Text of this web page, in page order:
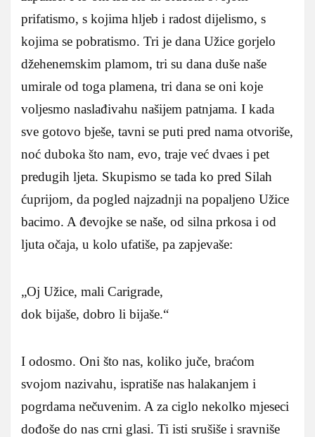
prifatismo, s kojima hljeb i radost dijelismo, s
kojima se pobratismo. Tri je dana Užice gorjelo
džehenemskim plamom, tri su dana duše naše
umirale od toga plamena, tri dana se oni koje
voljesmo naslađivahu našijem patnjama. I kada
sve gotovo bješe, tavni se puti pred nama otvoriše,
noć duboka što nam, evo, traje već dvaes i pet
predugih ljeta. Skupismo se tada ko pred Silah
ćuprijom, da pogled najzadnji na popaljeno Užice
bacimo. A đevojke se naše, od silna prkosa i od
ljuta očaja, u kolo ufatiše, pa zapjevaše:
„Oj Užice, mali Carigrade,
dok bijaše, dobro li bijaše.“
I odosmo. Oni što nas, koliko juče, braćom
svojom nazivahu, ispratiše nas halakanjem i
pogrdama nečuvenim. A za ciglo nekolko mjeseci
dođoše do nas crni glasi. Ti isti srušiše i sravniše